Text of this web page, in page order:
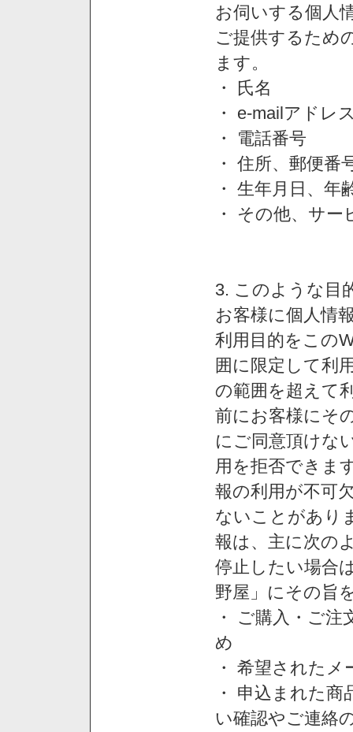
お伺いする個人
ご提供するため
ます。
・ 氏名
・ e-mailアドレ
・ 電話番号
・ 住所、郵便番
・ 生年月日、年
・ その他、サ
3. このような目
お客様に個人情
利用目的をこの
囲に限定して利
の範囲を超えて
前にお客様にそ
にご同意頂けな
用を拒否できま
報の利用が不可
ないことがあり
報は、主に次の
停止したい場合
野屋」にその旨
・ ご購入・ご
め
・ 希望された
・ 申込まれた
い確認やご連絡